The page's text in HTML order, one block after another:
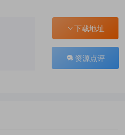
下载地址
资源点评